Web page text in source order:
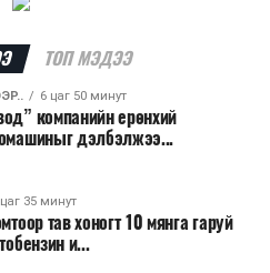
сарын 17–28-ны өдрүүдэд
бүртгэнэ.
бүртгэх дэмжлэгийн баг
сарын 1-нээс цахимаар
ТОП МЭДЭЭ
6 цаг 50 минут
компанийн ерөнхий
дэлбэлжээ...
35 минут
тав хоногт 10 мянга гаруй
и...